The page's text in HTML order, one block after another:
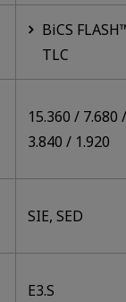
BiCS
TLC
15.360 / 7.680
3.840 / 1.920
SIE, SED
E3.S